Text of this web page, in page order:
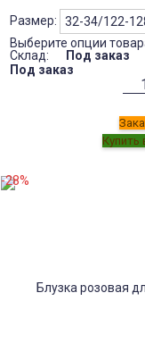
Размер:
Выберите опции
Склад:
Под заказ
Под заказ
-28%